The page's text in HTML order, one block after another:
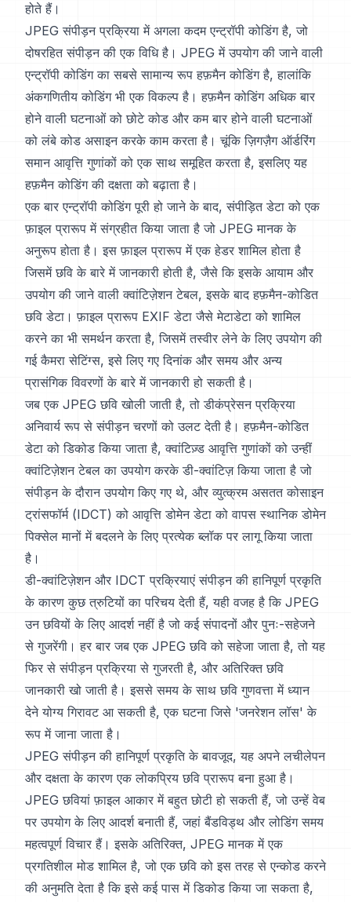
होते हैं।
JPEG संपीड़न प्रक्रिया में अगला कदम एन्ट्रॉपी कोडिंग है, जो
दोषरहित संपीड़न की एक विधि है। JPEG में उपयोग की जाने वाली
एन्ट्रॉपी कोडिंग का सबसे सामान्य रूप हफ़मैन कोडिंग है, हालांकि
अंकगणितीय कोडिंग भी एक विकल्प है। हफ़मैन कोडिंग अधिक बार
होने वाली घटनाओं को छोटे कोड और कम बार होने वाली घटनाओं
को लंबे कोड असाइन करके काम करता है। चूंकि ज़िगज़ैग ऑर्डरिंग
समान आवृत्ति गुणांकों को एक साथ समूहित करता है, इसलिए यह
हफ़मैन कोडिंग की दक्षता को बढ़ाता है।
एक बार एन्ट्रॉपी कोडिंग पूरी हो जाने के बाद, संपीड़ित डेटा को एक
फ़ाइल प्रारूप में संग्रहीत किया जाता है जो JPEG मानक के
अनुरूप होता है। इस फ़ाइल प्रारूप में एक हेडर शामिल होता है
जिसमें छवि के बारे में जानकारी होती है, जैसे कि इसके आयाम और
उपयोग की जाने वाली क्वांटिज़ेशन टेबल, इसके बाद हफ़मैन-कोडित
छवि डेटा। फ़ाइल प्रारूप EXIF डेटा जैसे मेटाडेटा को शामिल
करने का भी समर्थन करता है, जिसमें तस्वीर लेने के लिए उपयोग की
गई कैमरा सेटिंग्स, इसे लिए गए दिनांक और समय और अन्य
प्रासंगिक विवरणों के बारे में जानकारी हो सकती है।
जब एक JPEG छवि खोली जाती है, तो डीकंप्रेसन प्रक्रिया
अनिवार्य रूप से संपीड़न चरणों को उलट देती है। हफ़मैन-कोडित
डेटा को डिकोड किया जाता है, क्वांटिज़्ड आवृत्ति गुणांकों को उन्हीं
क्वांटिज़ेशन टेबल का उपयोग करके डी-क्वांटिज़ किया जाता है जो
संपीड़न के दौरान उपयोग किए गए थे, और व्युत्क्रम असतत कोसाइन
ट्रांसफॉर्म (IDCT) को आवृत्ति डोमेन डेटा को वापस स्थानिक डोमेन
पिक्सेल मानों में बदलने के लिए प्रत्येक ब्लॉक पर लागू किया जाता
है।
डी-क्वांटिज़ेशन और IDCT प्रक्रियाएं संपीड़न की हानिपूर्ण प्रकृति
के कारण कुछ त्रुटियों का परिचय देती हैं, यही वजह है कि JPEG
उन छवियों के लिए आदर्श नहीं है जो कई संपादनों और पुनः-सहेजने
से गुजरेंगी। हर बार जब एक JPEG छवि को सहेजा जाता है, तो यह
फिर से संपीड़न प्रक्रिया से गुजरती है, और अतिरिक्त छवि
जानकारी खो जाती है। इससे समय के साथ छवि गुणवत्ता में ध्यान
देने योग्य गिरावट आ सकती है, एक घटना जिसे 'जनरेशन लॉस' के
रूप में जाना जाता है।
JPEG संपीड़न की हानिपूर्ण प्रकृति के बावजूद, यह अपने लचीलेपन
और दक्षता के कारण एक लोकप्रिय छवि प्रारूप बना हुआ है।
JPEG छवियां फ़ाइल आकार में बहुत छोटी हो सकती हैं, जो उन्हें वेब
पर उपयोग के लिए आदर्श बनाती हैं, जहां बैंडविड्थ और लोडिंग समय
महत्वपूर्ण विचार हैं। इसके अतिरिक्त, JPEG मानक में एक
प्रगतिशील मोड शामिल है, जो एक छवि को इस तरह से एन्कोड करने
की अनुमति देता है कि इसे कई पास में डिकोड किया जा सकता है,